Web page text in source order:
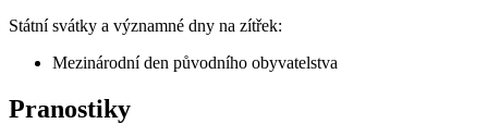
Státní svátky a významné dny na zítřek:
Mezinárodní den původního obyvatelstva
Pranostiky